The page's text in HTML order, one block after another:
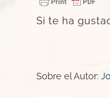
Si te ha
Sobre el Autor: